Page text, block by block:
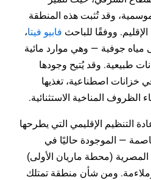
وقد تُثبت هذه المنطقة
ووفقًا للباحث فابيو فيتا،
مياه جوفية — وهي موارد مائية
طبيعية. وقد يُتيح وجودها
خزانات اصطناعية، تغذيها
الظروف المناخية الاستثنائية.
التنظيم الإقليمي التي يطرحها
— الموجودة حاليًا في
(محطة ماريان الأولى)
ومن شأن منطقة تمتلك